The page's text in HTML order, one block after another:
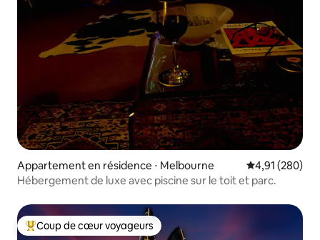
Appartement en résidence ⋅ Melbourne Évaluation
4,91 (280)
Hébergement de luxe avec piscine sur le toit et parc.
Coups de cœur voyageurs les plus appréciés
Coup de cœur voyageurs